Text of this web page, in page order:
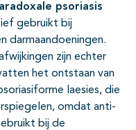
psoriasis
gebruikt bij
darmaandoeningen.
zijn echter
het ontstaan van
laesies, die
omdat anti-
bij de